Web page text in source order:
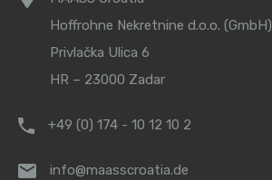
Hoffrohne Nekretnine d.o.o. (GmbH)
Privlačka Ulica 6
HR – 23000 Zadar
+49 (0) 174 - 10 12 10 2
info@maasscroatia.de